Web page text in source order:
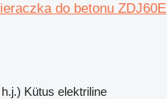
do betonu ZDJ60E
Kütus elektriline